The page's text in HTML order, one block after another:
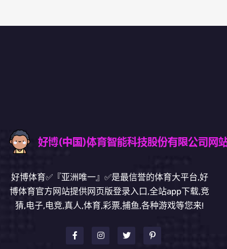
好博体育✅『亚洲唯一』✅是最信誉的体育大平台,好
博体育官方网站提供网页版登录入口,全站app下载,竞
猜,电子,电竞,真人,体育,彩票,捕鱼,各种游戏等您来!